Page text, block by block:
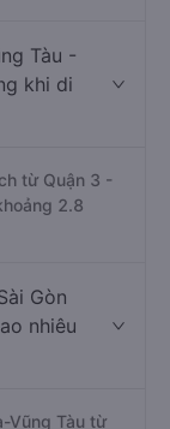
Tàu -
khi di
từ Quận 3 -
2.8
Gòn
nhiêu
Vũng Tàu từ